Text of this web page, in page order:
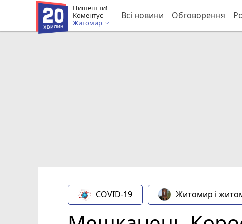
Пишеш ти!
Коментує
Житомир
Всі новини Обговорення
COVID-19 Житомир і